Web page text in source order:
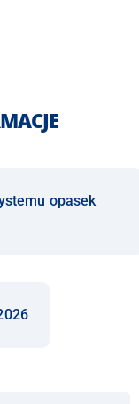
opasek